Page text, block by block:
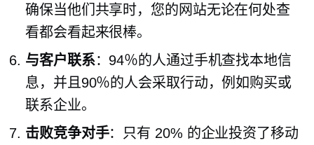
确保当他们共享时，您的网站无论在何处查
看都会看起来很棒。
与客户联系：94％的人通过手机查找本地信
息，并且90％的人会采取行动，例如购买或
联系企业。
击败竞争对手：只有 20% 的企业投资了移动